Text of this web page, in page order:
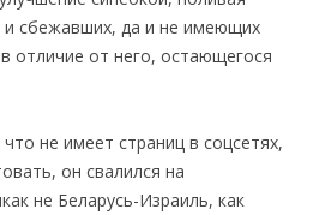
и сбежавших, да и не имеющих
отличие от него, остающегося
не имеет страниц в соцсетях,
он свалился на
не Беларусь-Израиль, как